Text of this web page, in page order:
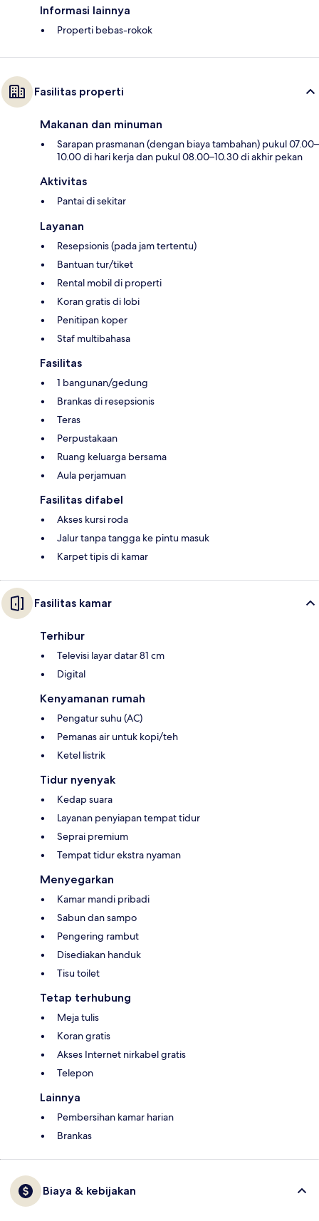
Informasi lainnya
Properti bebas-rokok
Fasilitas properti
Makanan dan minuman
Sarapan prasmanan (dengan biaya tambahan) pukul 07.00–
10.00 di hari kerja dan pukul 08.00–10.30 di akhir pekan
Aktivitas
Pantai di sekitar
Layanan
Resepsionis (pada jam tertentu)
Bantuan tur/tiket
Rental mobil di properti
Koran gratis di lobi
Penitipan koper
Staf multibahasa
Fasilitas
1 bangunan/gedung
Brankas di resepsionis
Teras
Perpustakaan
Ruang keluarga bersama
Aula perjamuan
Fasilitas difabel
Akses kursi roda
Jalur tanpa tangga ke pintu masuk
Karpet tipis di kamar
Fasilitas kamar
Terhibur
Televisi layar datar 81 cm
Digital
Kenyamanan rumah
Pengatur suhu (AC)
Pemanas air untuk kopi/teh
Ketel listrik
Tidur nyenyak
Kedap suara
Layanan penyiapan tempat tidur
Seprai premium
Tempat tidur ekstra nyaman
Menyegarkan
Kamar mandi pribadi
Sabun dan sampo
Pengering rambut
Disediakan handuk
Tisu toilet
Tetap terhubung
Meja tulis
Koran gratis
Akses Internet nirkabel gratis
Telepon
Lainnya
Pembersihan kamar harian
Brankas
Biaya & kebijakan